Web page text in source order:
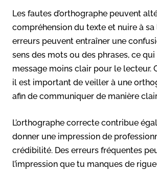
Les fautes d’orthographe peuvent
compréhension du texte et nuire à sa
erreurs peuvent entraîner une
sens des mots ou des phrases, ce
message moins clair pour le lecteur.
il est important de veiller à une
afin de communiquer de manière
L’orthographe correcte contribue
donner une impression de
crédibilité. Des erreurs fréquentes
l’impression que tu manques de